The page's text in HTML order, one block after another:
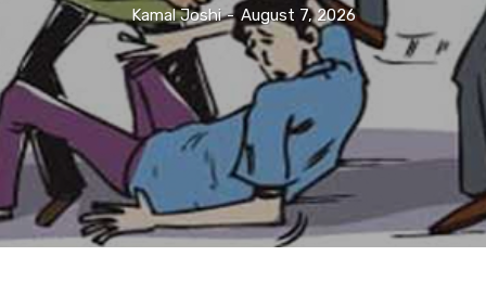
Kamal Joshi - August 7, 2026